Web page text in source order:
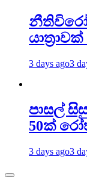
3 days ago3
පාසල්
50ක්
3 days ago3